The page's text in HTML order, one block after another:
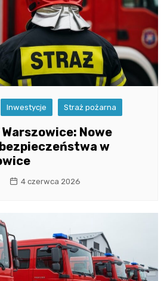
Inwestycje Straż pożarna
Warszowice: Nowe
w
4 czerwca 2026